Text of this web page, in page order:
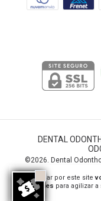
Ao navegar por este site
de cookies para agilizar
compra.
DENTAL
©2026. Dental